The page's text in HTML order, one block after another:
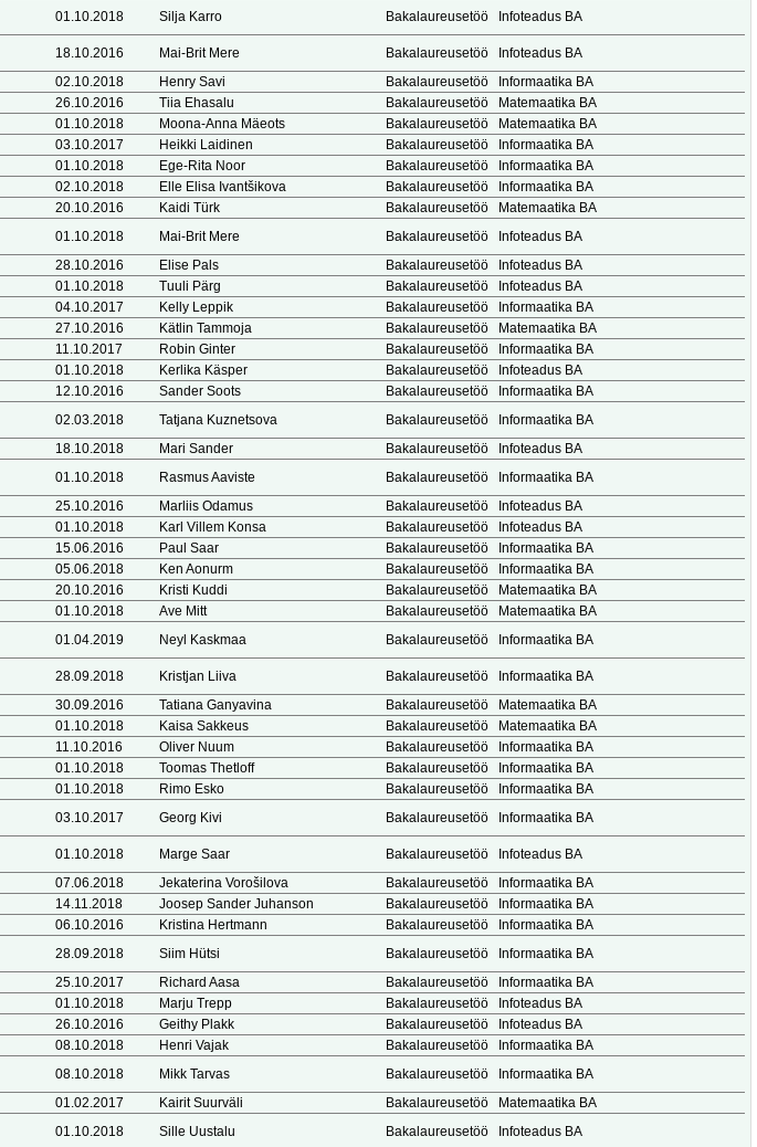
01.10.2018 Silja Karro Bakalaureusetöö
Infoteadus BA
18.10.2016 Mai-Brit Mere Bakalaureusetöö
Infoteadus BA
02.10.2018 Henry Savi Bakalaureusetöö
Informaatika BA
26.10.2016 Tiia Ehasalu Bakalaureusetöö
Matemaatika BA
01.10.2018 Moona-Anna Mäeots Bakalaureusetöö
Matemaatika BA
03.10.2017 Heikki Laidinen Bakalaureusetöö
Informaatika BA
01.10.2018 Ege-Rita Noor Bakalaureusetöö
Informaatika BA
02.10.2018 Elle Elisa Ivantšikova Bakalaureusetöö
Informaatika BA
20.10.2016 Kaidi Türk Bakalaureusetöö
Matemaatika BA
01.10.2018 Mai-Brit Mere Bakalaureusetöö
Infoteadus BA
28.10.2016 Elise Pals Bakalaureusetöö
Infoteadus BA
01.10.2018 Tuuli Pärg Bakalaureusetöö
Infoteadus BA
04.10.2017 Kelly Leppik Bakalaureusetöö
Informaatika BA
27.10.2016 Kätlin Tammoja Bakalaureusetöö
Matemaatika BA
11.10.2017 Robin Ginter Bakalaureusetöö
Informaatika BA
01.10.2018 Kerlika Käsper Bakalaureusetöö
Infoteadus BA
12.10.2016 Sander Soots Bakalaureusetöö
Informaatika BA
02.03.2018 Tatjana Kuznetsova Bakalaureusetöö
Informaatika BA
18.10.2018 Mari Sander Bakalaureusetöö
Infoteadus BA
01.10.2018 Rasmus Aaviste Bakalaureusetöö
Informaatika BA
25.10.2016 Marliis Odamus Bakalaureusetöö
Infoteadus BA
01.10.2018 Karl Villem Konsa Bakalaureusetöö
Infoteadus BA
15.06.2016 Paul Saar Bakalaureusetöö
Informaatika BA
05.06.2018 Ken Aonurm Bakalaureusetöö
Informaatika BA
20.10.2016 Kristi Kuddi Bakalaureusetöö
Matemaatika BA
01.10.2018 Ave Mitt Bakalaureusetöö
Matemaatika BA
01.04.2019 Neyl Kaskmaa Bakalaureusetöö Informaatika BA
28.09.2018 Kristjan Liiva Bakalaureusetöö
Informaatika BA
30.09.2016 Tatiana Ganyavina Bakalaureusetöö
Matemaatika BA
01.10.2018 Kaisa Sakkeus Bakalaureusetöö
Matemaatika BA
11.10.2016 Oliver Nuum Bakalaureusetöö
Informaatika BA
01.10.2018 Toomas Thetloff Bakalaureusetöö
Informaatika BA
01.10.2018 Rimo Esko Bakalaureusetöö
Informaatika BA
03.10.2017 Georg Kivi Bakalaureusetöö
Informaatika BA
01.10.2018 Marge Saar Bakalaureusetöö
Infoteadus BA
07.06.2018 Jekaterina Vorošilova Bakalaureusetöö
Informaatika BA
14.11.2018 Joosep Sander Juhanson Bakalaureusetöö
Informaatika BA
06.10.2016 Kristina Hertmann Bakalaureusetöö
Informaatika BA
28.09.2018 Siim Hütsi Bakalaureusetöö
Informaatika BA
25.10.2017 Richard Aasa Bakalaureusetöö
Informaatika BA
01.10.2018 Marju Trepp Bakalaureusetöö
Infoteadus BA
26.10.2016 Geithy Plakk Bakalaureusetöö
Infoteadus BA
08.10.2018 Henri Vajak Bakalaureusetöö
Informaatika BA
08.10.2018 Mikk Tarvas Bakalaureusetöö
Informaatika BA
01.02.2017 Kairit Suurväli Bakalaureusetöö
Matemaatika BA
01.10.2018 Sille Uustalu Bakalaureusetöö
Infoteadus BA